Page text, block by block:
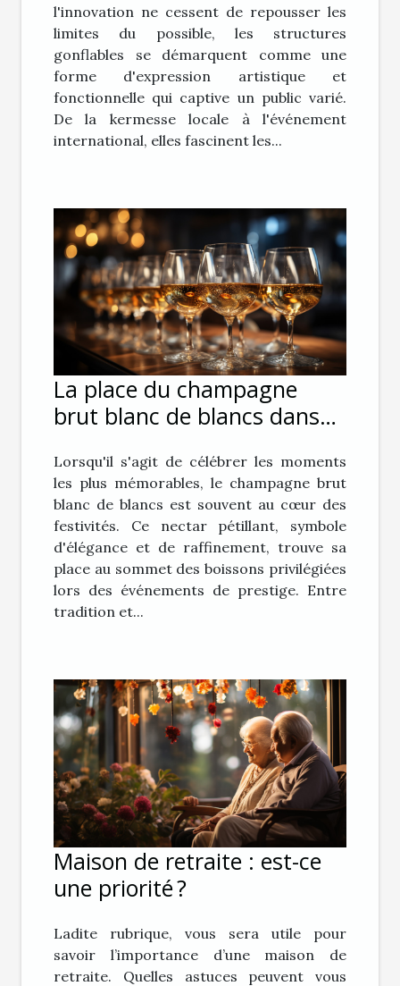
l'innovation ne cessent de repousser les
limites du possible, les structures
gonflables se démarquent comme une
forme d'expression artistique et
fonctionnelle qui captive un public varié.
De la kermesse locale à l'événement
international, elles fascinent les...
La place du champagne
brut blanc de blancs dans
Lorsqu'il s'agit de célébrer les moments
les plus mémorables, le champagne brut
blanc de blancs est souvent au cœur des
festivités. Ce nectar pétillant, symbole
d'élégance et de raffinement, trouve sa
place au sommet des boissons privilégiées
lors des événements de prestige. Entre
tradition et...
Maison de retraite : est-ce
une priorité ?
Ladite rubrique, vous sera utile pour
savoir l’importance d’une maison de
retraite. Quelles astuces peuvent vous